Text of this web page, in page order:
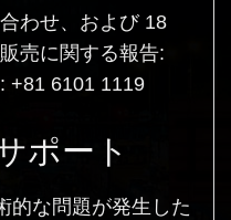
わせ、および 18
売に関する報告:
+81 6101 1119
ポート
的な問題が発生した